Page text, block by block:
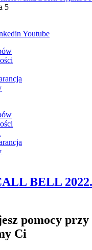
5
Youtube
BELL
pomocy
Ci